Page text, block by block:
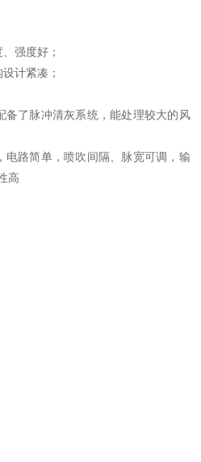
强度好；
计紧凑；
备了脉冲清灰系统，能处理较大的风
电路简单，喷吹间隔、脉宽可调，输
高